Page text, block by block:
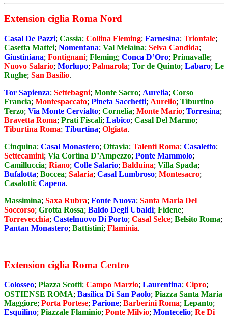
Extension ciglia Roma Nord
Casal De Pazzi; Cassia; Collina Fleming; Farnesina; Trionfale;
Casetta Mattei; Nomentana; Val Melaina; Selva Candida;
Giustiniana; Fontignani; Fleming; Conca D’Oro; Primavalle;
Nuovo Salario; Morlupo; Palmarola; Tor de Quinto; Labaro; Le
Rughe; San Basilio.
Tor Sapienza; Settebagni; Monte Sacro; Aurelia; Corso
Francia; Montespaccato; Pineta Sacchetti; Aurelio; Tiburtino
Terzo; Via Monte Cervialto; Cornelia; Monte Mario; Torresina;
Bravetta Roma; Prati Fiscali; Labico; Casal Del Marmo;
Tiburtina Roma; Tiburtina; Olgiata.
Cinquina; Casal Monastero; Ottavia; Talenti Roma; Casaletto;
Settecamini; Via Cortina D’Ampezzo; Ponte Mammolo;
Camilluccia; Riano; Colle Salario; Balduina; Villa Spada;
Bufalotta; Boccea; Salaria; Casal Lumbroso; Montesacro;
Casalotti; Capena.
Massimina; Saxa Rubra; Fonte Nuova; Santa Maria Del
Soccorso; Grotta Rossa; Baldo Degli Ubaldi; Fidene;
Torrevecchia; Castelnuovo Di Porto; Casal Selce; Belsito Roma;
Pantan Monastero; Battistini; Flaminia.
Extension ciglia Roma Centro
Colosseo; Piazza Scotti; Campo Marzio; Laurentina; Cipro;
OSTIENSE ROMA; Basilica Di San Paolo; Piazza Santa Maria
Maggiore; Porta Portese; Parione; Barberini Roma; Lepanto;
Esquilino; Piazzale Flaminio; Ponte Milvio; Montecelio; Re Di